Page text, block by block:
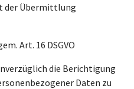
der Übermittlung
Art. 16 DSGVO
die Berichtigung
Daten zu